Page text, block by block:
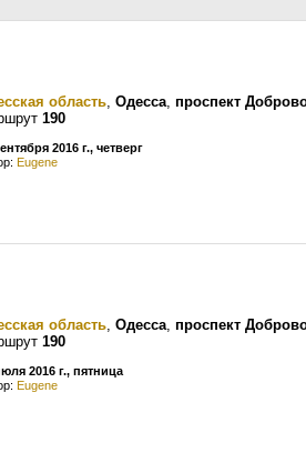
область, Одесса, проспект
190
2016 г., четверг
Eugene
область, Одесса, проспект
190
2016 г., пятница
Eugene